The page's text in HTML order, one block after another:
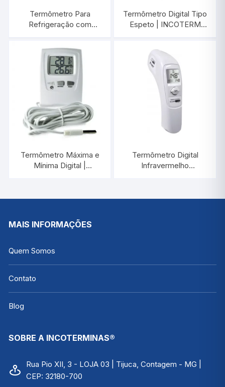
Termômetro Para
Refrigeração com
-40°C/+50:1°C / 300
MM | INCOTERM 5130
Termômetro Digital Tipo
Espeto | INCOTERM
Termômetro Máxima e
Mínima Digital |
Termômetro Digital
Infravermelho
MAIS INFORMAÇÕES
Quem Somos
Contato
Blog
SOBRE A INCOTERMINAS®
Rua Pio XII, 3 - LOJA 03 | Tijuca, Contagem - MG |
CEP: 32180-700